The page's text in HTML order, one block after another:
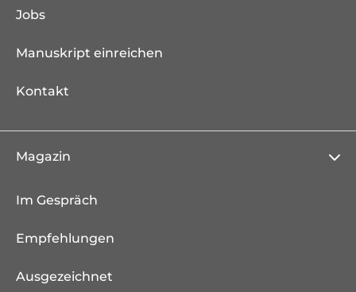
Jobs
Manuskript einreichen
Kontakt
Magazin
Im Gespräch
Empfehlungen
Ausgezeichnet